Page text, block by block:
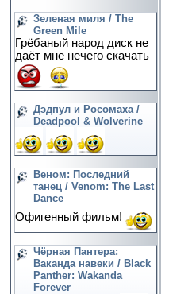
Зеленая миля / The
Green Mile
Грёбаный народ диск не
даёт мне нечего скачать
Дэдпул и Росомаха /
Deadpool & Wolverine
Веном: Последний
танец / Venom: The Last
Dance
Офигенный фильм!
Чёрная Пантера:
Ваканда навеки / Black
Panther: Wakanda
Forever